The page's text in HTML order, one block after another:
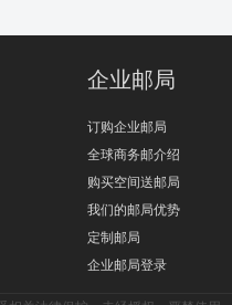
企业邮局
订购企业邮局
全球商务邮介绍
购买空间送邮局
我们的邮局优势
定制邮局
企业邮局登录